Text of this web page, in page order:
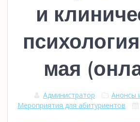
и
мая
Администратор
Анонсы
Мероприятия для абитуриентов